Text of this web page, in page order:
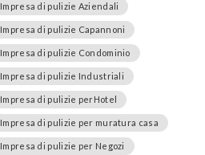
Impresa di pulizie Aziendali
Impresa di pulizie Capannoni
Impresa di pulizie Condominio
Impresa di pulizie Industriali
Impresa di pulizie perHotel
Impresa di pulizie per muratura casa
Impresa di pulizie per Negozi